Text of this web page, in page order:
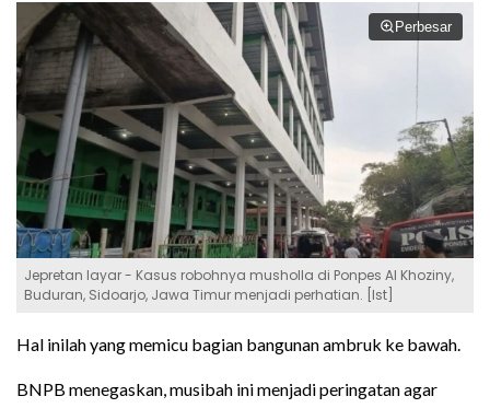
Perbesar
Jepretan layar - Kasus robohnya musholla di Ponpes Al Khoziny,
Buduran, Sidoarjo, Jawa Timur menjadi perhatian. [Ist]
Hal inilah yang memicu bagian bangunan ambruk ke bawah.
BNPB menegaskan, musibah ini menjadi peringatan agar